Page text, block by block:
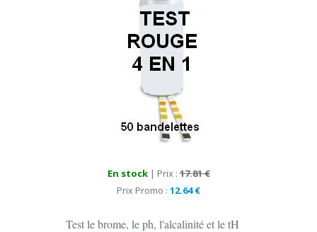
En stock| Prix :17.81 €
Prix Promo : 12.64 €
Test le brome, le ph, l'alcalinité et le tH